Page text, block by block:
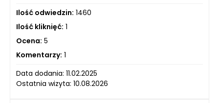
Ilość odwiedzin: 1460
Ilość kliknięć: 1
Ocena: 5
Komentarzy: 1
Data dodania: 11.02.2025
Ostatnia wizyta: 10.08.2026